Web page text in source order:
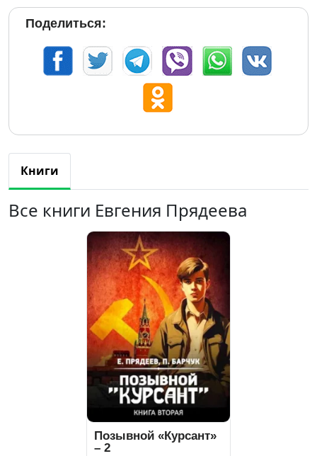
Поделиться:
Книги
Все книги Евгения Прядеева
Позывной «Курсант»
– 2